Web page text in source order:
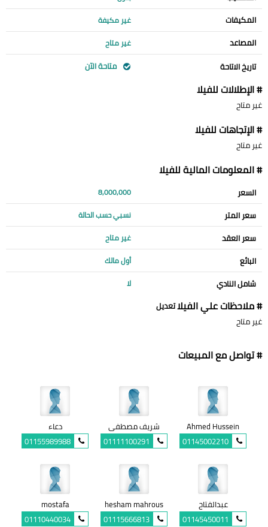
المكيفات غير مكيفة
المصاعد غير متاح
تاريخ الاتاحة متاحة الآن
# الإطلالات للفيلا
غير متاح
# الإتجاهات للفيلا
غير متاح
# المعلومات المالية للفيلا
السعر 8,000,000
سعر المتر نسبي حسب الحالة
سعر العقد غير متاح
البائع أول مالك
شامل النادي لا
# ملاحظات علي الفيلاتعديل
غير متاح
# تواصل مع المبيعات
Ahmed Hussein
01145002210
شريف مصطفى
01111100291
دعاء
01155989988
عبدالفتاح
01145450011
hesham mahrous
01115666813
mostafa
01110440034